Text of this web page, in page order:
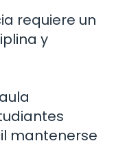
requiere un
y
mantenerse